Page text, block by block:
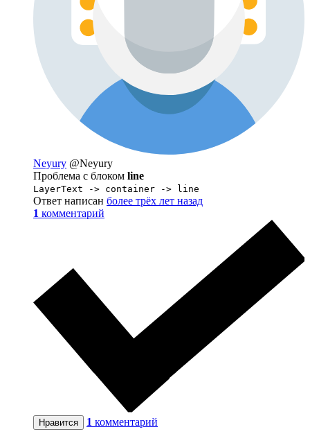
Neyury @Neyury
Проблема с блоком line
LayerText -> container -> line
Ответ написан более трёх лет назад
1 комментарий
Нравится 1 комментарий